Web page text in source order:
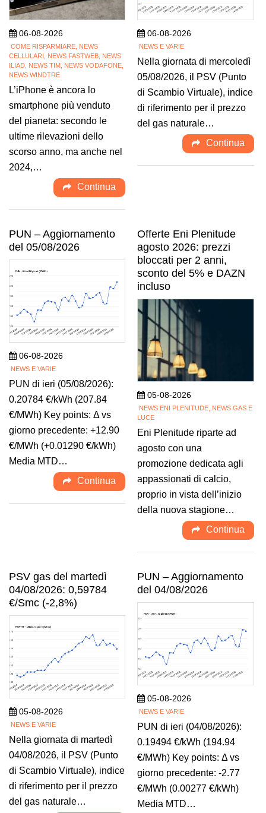
06-08-2026
COME RISPARMIARE, NEWS
CELLULARI, NEWS FASTWEB, NEWS
ILIAD, NEWS TIM, NEWS VODAFONE,
NEWS WINDTRE
L’iPhone è ancora lo
smartphone più venduto
del pianeta: secondo le
ultime rilevazioni dello
scorso anno, ma anche nel
2024,…
Continua
06-08-2026
NEWS E VARIE
Nella giornata di mercoledì
05/08/2026, il PSV (Punto
di Scambio Virtuale), indice
di riferimento per il prezzo
del gas naturale…
Continua
PUN – Aggiornamento
del 05/08/2026
06-08-2026
NEWS E VARIE
PUN di ieri (05/08/2026):
0.20784 €/kWh (207.84
€/MWh) Key points: Δ vs
giorno precedente: +12.90
€/MWh (+0.01290 €/kWh)
Media MTD…
Continua
Offerte Eni Plenitude
agosto 2026: prezzi
bloccati per 2 anni,
sconto del 5% e DAZN
incluso
05-08-2026
NEWS ENI PLENITUDE, NEWS GAS E
LUCE
Eni Plenitude riparte ad
agosto con una
promozione dedicata agli
appassionati di calcio,
proprio in vista dell’inizio
della nuova stagione…
Continua
PSV gas del martedì
04/08/2026: 0,59784
€/Smc (-2,8%)
05-08-2026
NEWS E VARIE
Nella giornata di martedì
04/08/2026, il PSV (Punto
di Scambio Virtuale), indice
di riferimento per il prezzo
del gas naturale…
PUN – Aggiornamento
del 04/08/2026
05-08-2026
NEWS E VARIE
PUN di ieri (04/08/2026):
0.19494 €/kWh (194.94
€/MWh) Key points: Δ vs
giorno precedente: -2.77
€/MWh (0.00277 €/kWh)
Media MTD…